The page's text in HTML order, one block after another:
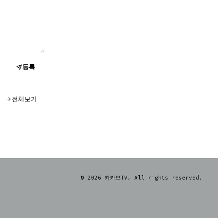
등록
전체보기
© 2026 카카오TV. All rights reserved.